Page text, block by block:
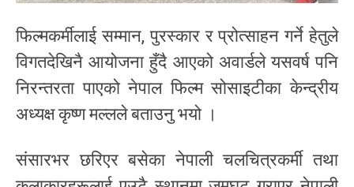
फिल्मकर्मीलाई सम्मान, पुरस्कार र प्रोत्साहन गर्ने हेतुले
विगतदेखिनै आयोजना हुँदै आएको अवार्डले यसवर्ष पनि
निरन्तरता पाएको नेपाल फिल्म सोसाइटीका केन्द्रीय
अध्यक्ष कृष्ण मल्लले बताउनु भयो ।
संसारभर छरिएर बसेका नेपाली चलचित्रकर्मी तथा